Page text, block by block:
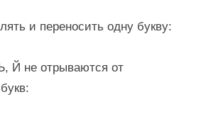
и переносить одну букву:
Й не отрываются от